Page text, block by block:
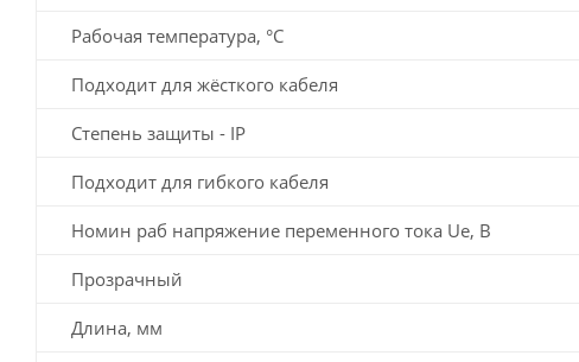
Рабочая температура, °C
Подходит для жёсткого кабеля
Степень защиты - IP
Подходит для гибкого кабеля
Номин раб напряжение переменного тока Ue, В
Прозрачный
Длина, мм